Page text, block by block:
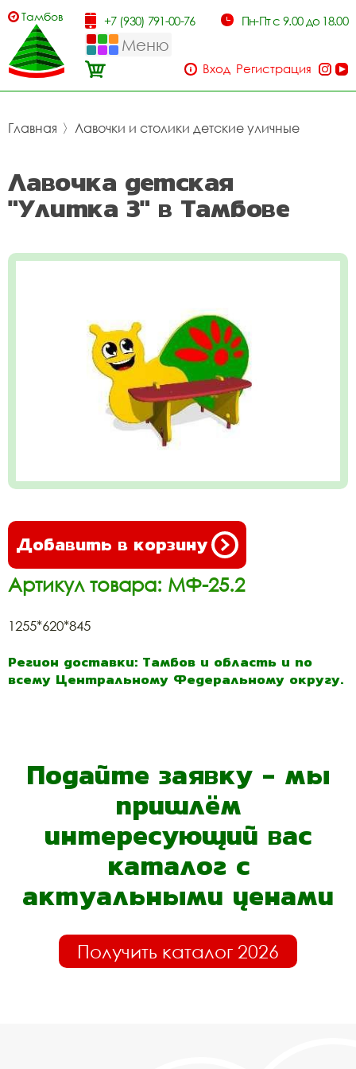
Тамбов +7 (930) 791-00-76 Пн-Пт с 9.00 до 18.00
Меню
Вход Регистрация
Главная 〉 Лавочки и столики детские уличные
Лавочка детская
"Улитка 3" в Тамбове
Добавить в корзину
Артикул товара: МФ-25.2
1255*620*845
Регион доставки: Тамбов и область и по
всему Центральному Федеральному округу.
Подайте заявку - мы
пришлём
интересующий вас
каталог с
актуальными ценами
Получить каталог 2026